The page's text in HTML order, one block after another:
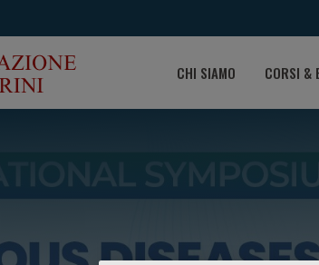
CHI SIAMO CORSI &